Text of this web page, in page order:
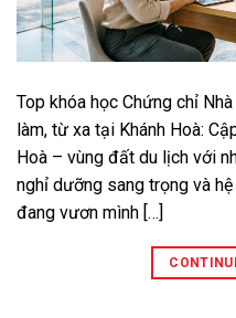
Top khóa học Chứng chỉ
làm, từ xa tại Khánh Hoà:
Hoà – vùng đất du lịch với
nghỉ dưỡng sang trọng và
đang vươn mình […]